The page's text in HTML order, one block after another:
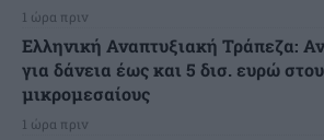
1 ώρα πριν
Ελληνική Αναπτυξιακή Τράπεζα:
για δάνεια έως και 5 δισ. ευρώ
μικρομεσαίους
1 ώρα πριν